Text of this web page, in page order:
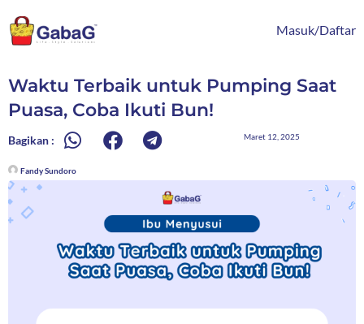
ke
konten
Masuk/Daftar
Waktu Terbaik untuk Pumping Saat
Puasa, Coba Ikuti Bun!
Bagikan : Maret 12, 2025
Fandy Sundoro